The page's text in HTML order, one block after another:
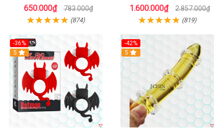
650.000₫ 783.000₫
(874)
đỉnh
1.600.000₫ 2.857.000₫
(819)
-36%
5
-42%
5